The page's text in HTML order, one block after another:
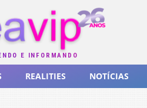
E INFORMANDO
REALITIES NOTÍCIAS